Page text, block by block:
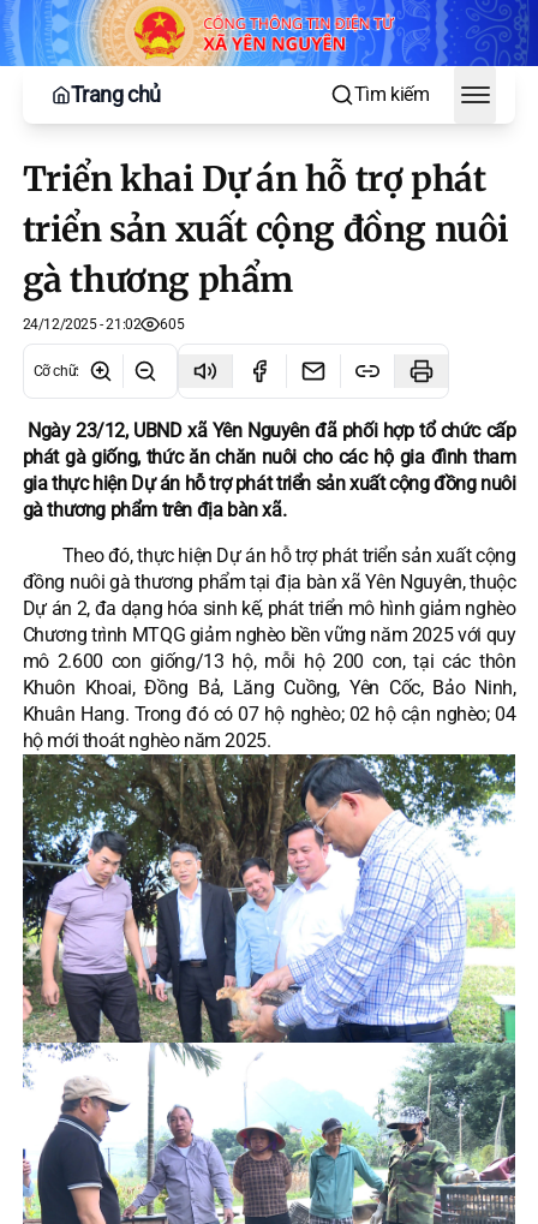
Trang chủ Tìm kiếm
Toggle
Triển khai Dự án hỗ trợ phát
triển sản xuất cộng đồng nuôi
gà thương phẩm
24/12/2025 - 21:02 605
Cỡ chữ:
Ngày 23/12, UBND xã Yên Nguyên đã phối hợp tổ chức cấp
phát gà giống, thức ăn chăn nuôi cho các hộ gia đình tham
gia thực hiện Dự án hỗ trợ phát triển sản xuất cộng đồng nuôi
gà thương phẩm trên địa bàn xã.
Theo đó, thực hiện Dự án hỗ trợ phát triển sản xuất cộng
đồng nuôi gà thương phẩm tại địa bàn xã Yên Nguyên, thuộc
Dự án 2, đa dạng hóa sinh kế, phát triển mô hình giảm nghèo
Chương trình MTQG giảm nghèo bền vững năm 2025 với quy
mô 2.600 con giống/13 hộ, mỗi hộ 200 con, tại các thôn
Khuôn Khoai, Đồng Bả, Lăng Cuồng, Yên Cốc, Bảo Ninh,
Khuân Hang. Trong đó có 07 hộ nghèo; 02 hộ cận nghèo; 04
hộ mới thoát nghèo năm 2025.